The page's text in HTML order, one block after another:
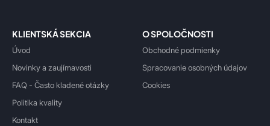
KLIENTSKÁ SEKCIA
Úvod
Novinky a zaujímavosti
FAQ - Často kladené otázky
Politika kvality
Kontakt
O SPOLOČNOSTI
Obchodné podmienky
Spracovanie osobných údajov
Cookies